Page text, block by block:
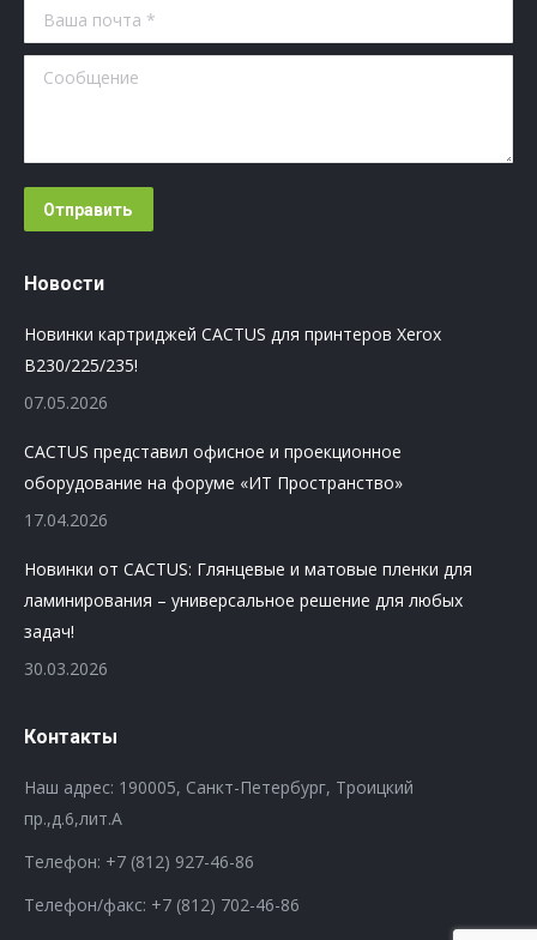
Ваша почта *
Сообщение
Отправить
Новости
Новинки картриджей CACTUS для принтеров Xerox
B230/225/235!
07.05.2026
CACTUS представил офисное и проекционное
оборудование на форуме «ИТ Пространство»
17.04.2026
Новинки от CACTUS: Глянцевые и матовые пленки для
ламинирования – универсальное решение для любых
задач!
30.03.2026
Контакты
Наш адрес: 190005, Санкт-Петербург, Троицкий
пр.,д.6,лит.А
Телефон: +7 (812) 927-46-86
Телефон/факс: +7 (812) 702-46-86